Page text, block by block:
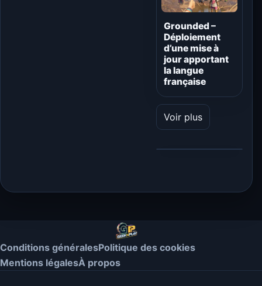
Grounded –
Déploiement
d’une mise à
jour apportant
la langue
française
Voir plus
Conditions généralesPolitique des cookies
Mentions légalesÀ propos